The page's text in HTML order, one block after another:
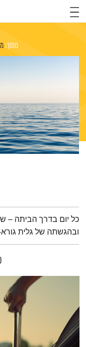
מתוך:
תמצית הפודקאסט
כל יום בדרך הביתה –
ובהגשתה של גלית גורא-